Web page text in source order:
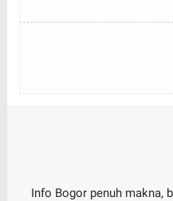
Info Bogor penuh makna,